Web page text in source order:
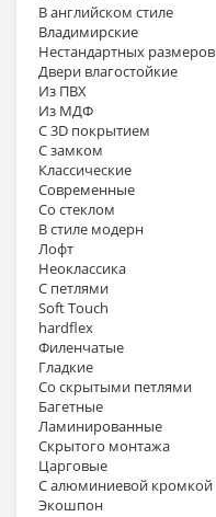
В английском стиле
Владимирские
Нестандартных размеров
Двери влагостойкие
Из ПВХ
Из МДФ
С 3D покрытием
С замком
Классические
Современные
Со стеклом
В стиле модерн
Лофт
Неоклассика
С петлями
Soft Touch
hardflex
Филенчатые
Гладкие
Со скрытыми петлями
Багетные
Ламинированные
Скрытого монтажа
Царговые
С алюминиевой кромкой
Экошпон